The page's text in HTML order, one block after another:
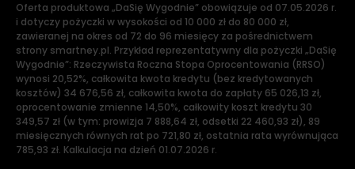
Oferta produktowa „DaSię Wygodnie” obowiązuje od 07.05.2026 r.
i dotyczy pożyczki w wysokości od 10 000 zł do 80 000 zł,
zawieranej na okres od 72 do 96 miesięcy za pośrednictwem
strony smartney.pl. Przykład reprezentatywny dla pożyczki „DaSię
Wygodnie”: Rzeczywista Roczna Stopa Oprocentowania (RRSO)
wynosi 20,52%, całkowita kwota kredytu (bez kredytowanych
kosztów) 34 676,56 zł, całkowita kwota do zapłaty 65 026,13 zł,
oprocentowanie zmienne 14,50%, całkowity koszt kredytu 30
349,57 zł (w tym: prowizja 7 888,64 zł, odsetki 22 460,93 zł), 89
miesięcznych równych rat po 721,80 zł, ostatnia rata wyrównująca
785,93 zł. Kalkulacja na dzień 01.07.2026 r.